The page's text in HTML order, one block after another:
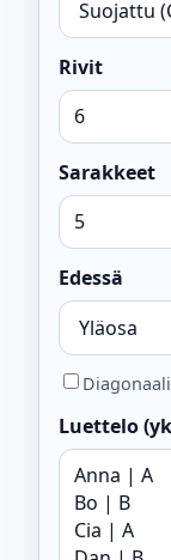
Rivit
Sarakkeet
Edessä
Luettelo